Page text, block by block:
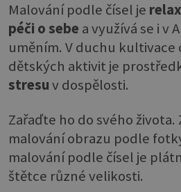
Malování podle čísel je
péči o sebe a využívá se i v
uměním. V duchu
dětských aktivit je
stresuv dospělosti.
Zařaďte ho do svého
malování obrazu podle
malování podle čísel je
štětce různé velikosti.